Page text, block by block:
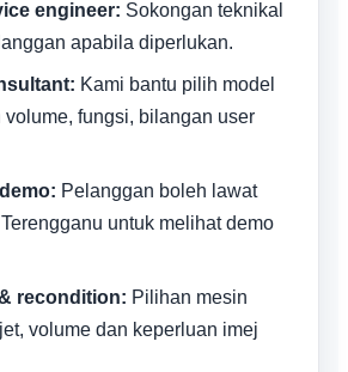
engineer: Sokongan teknikal
apabila diperlukan.
Kami bantu pilih model
volume, fungsi, bilangan user
Pelanggan boleh lawat
untuk melihat demo
recondition: Pilihan mesin
volume dan keperluan imej